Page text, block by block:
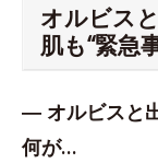
オルビス
肌も“緊急
― オルビスと
何が…